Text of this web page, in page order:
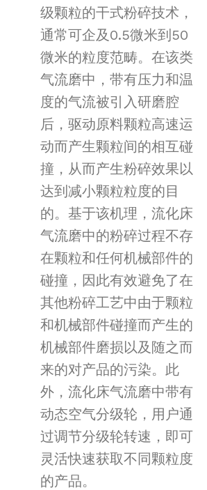
级颗粒的干式粉碎技术，
通常可企及0.5微米到50
微米的粒度范畴。在该类
气流磨中，带有压力和温
度的气流被引入研磨腔
后，驱动原料颗粒高速运
动而产生颗粒间的相互碰
撞，从而产生粉碎效果以
达到减小颗粒粒度的目
的。基于该机理，流化床
气流磨中的粉碎过程不存
在颗粒和任何机械部件的
碰撞，因此有效避免了在
其他粉碎工艺中由于颗粒
和机械部件碰撞而产生的
机械部件磨损以及随之而
来的对产品的污染。此
外，流化床气流磨中带有
动态空气分级轮，用户通
过调节分级轮转速，即可
灵活快速获取不同颗粒度
的产品。